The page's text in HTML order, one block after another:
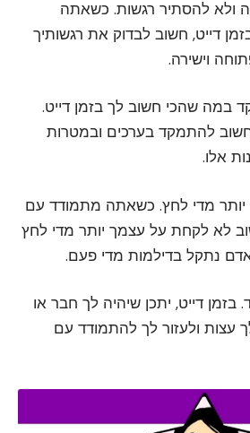
ולא להסתיר רגשות. כשאתה
דייט, חשוב לבדוק את רגשותיך
וישירה.
במה שהכי חשוב לך בזמן דייט.
להתמקד בערכים ובמטרות
אלו.
יותר מדי לחץ. כשאתה מתמודד עם
לא לקחת על עצמך יותר מדי לחץ
נתקל בדילמות מדי פעם.
בזמן דייט, יתכן שיהיה לך חבר או
עצות ולעזור לך להתמודד עם